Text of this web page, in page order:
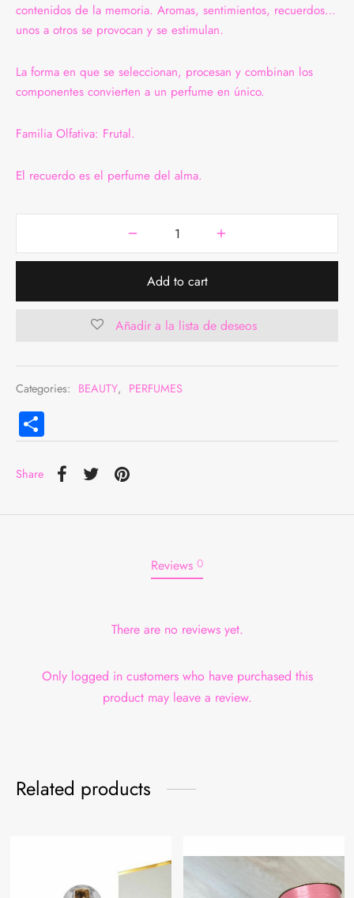
contenidos de la memoria. Aromas, sentimientos, recuerdos…
unos a otros se provocan y se estimulan.
La forma en que se seleccionan, procesan y combinan los
componentes convierten a un perfume en único.
Familia Olfativa: Frutal.
El recuerdo es el perfume del alma.
Add to cart
Añadir a la lista de deseos
Categories: BEAUTY, PERFUMES
Share
Reviews 0
There are no reviews yet.
Only logged in customers who have purchased this
product may leave a review.
Related products